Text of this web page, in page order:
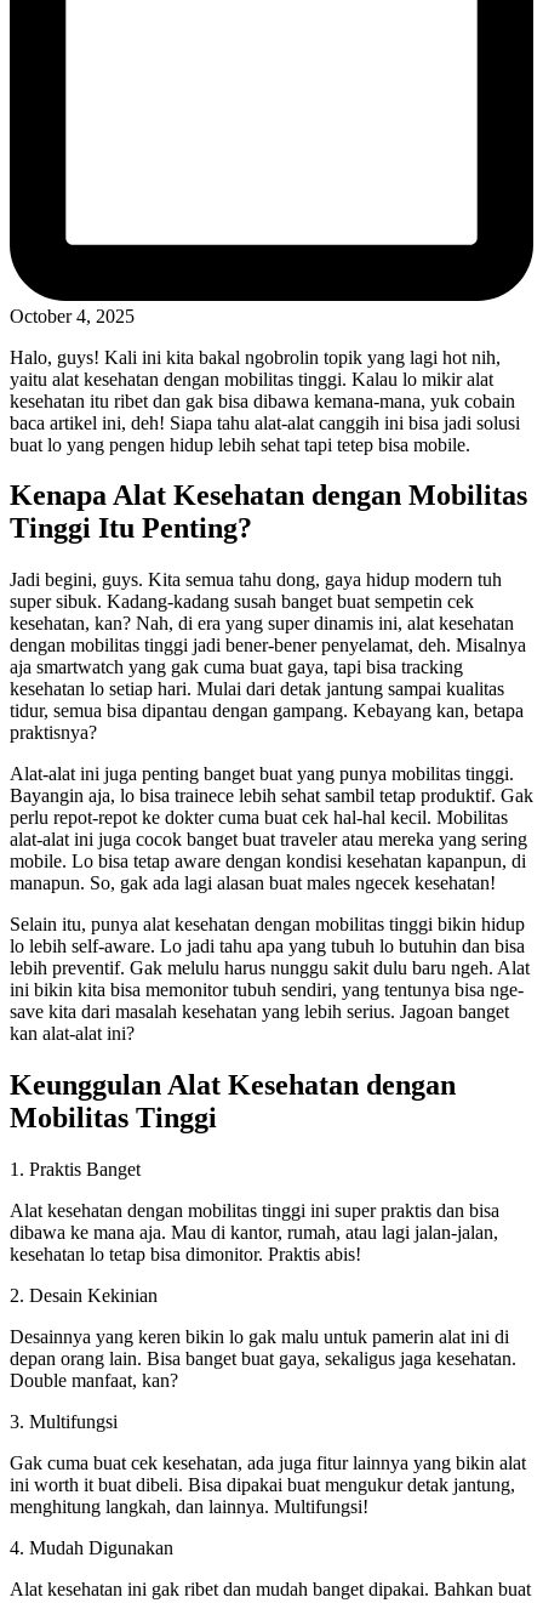
October 4, 2025
Halo, guys! Kali ini kita bakal ngobrolin topik yang lagi hot nih,
yaitu alat kesehatan dengan mobilitas tinggi. Kalau lo mikir alat
kesehatan itu ribet dan gak bisa dibawa kemana-mana, yuk cobain
baca artikel ini, deh! Siapa tahu alat-alat canggih ini bisa jadi solusi
buat lo yang pengen hidup lebih sehat tapi tetep bisa mobile.
Kenapa Alat Kesehatan dengan Mobilitas
Tinggi Itu Penting?
Jadi begini, guys. Kita semua tahu dong, gaya hidup modern tuh
super sibuk. Kadang-kadang susah banget buat sempetin cek
kesehatan, kan? Nah, di era yang super dinamis ini, alat kesehatan
dengan mobilitas tinggi jadi bener-bener penyelamat, deh. Misalnya
aja smartwatch yang gak cuma buat gaya, tapi bisa tracking
kesehatan lo setiap hari. Mulai dari detak jantung sampai kualitas
tidur, semua bisa dipantau dengan gampang. Kebayang kan, betapa
praktisnya?
Alat-alat ini juga penting banget buat yang punya mobilitas tinggi.
Bayangin aja, lo bisa trainece lebih sehat sambil tetap produktif. Gak
perlu repot-repot ke dokter cuma buat cek hal-hal kecil. Mobilitas
alat-alat ini juga cocok banget buat traveler atau mereka yang sering
mobile. Lo bisa tetap aware dengan kondisi kesehatan kapanpun, di
manapun. So, gak ada lagi alasan buat males ngecek kesehatan!
Selain itu, punya alat kesehatan dengan mobilitas tinggi bikin hidup
lo lebih self-aware. Lo jadi tahu apa yang tubuh lo butuhin dan bisa
lebih preventif. Gak melulu harus nunggu sakit dulu baru ngeh. Alat
ini bikin kita bisa memonitor tubuh sendiri, yang tentunya bisa nge-
save kita dari masalah kesehatan yang lebih serius. Jagoan banget
kan alat-alat ini?
Keunggulan Alat Kesehatan dengan
Mobilitas Tinggi
1. Praktis Banget
Alat kesehatan dengan mobilitas tinggi ini super praktis dan bisa
dibawa ke mana aja. Mau di kantor, rumah, atau lagi jalan-jalan,
kesehatan lo tetap bisa dimonitor. Praktis abis!
2. Desain Kekinian
Desainnya yang keren bikin lo gak malu untuk pamerin alat ini di
depan orang lain. Bisa banget buat gaya, sekaligus jaga kesehatan.
Double manfaat, kan?
3. Multifungsi
Gak cuma buat cek kesehatan, ada juga fitur lainnya yang bikin alat
ini worth it buat dibeli. Bisa dipakai buat mengukur detak jantung,
menghitung langkah, dan lainnya. Multifungsi!
4. Mudah Digunakan
Alat kesehatan ini gak ribet dan mudah banget dipakai. Bahkan buat